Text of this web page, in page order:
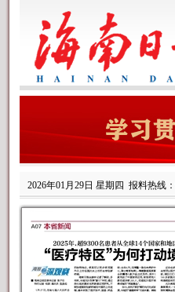
2026年01月29日 星期四 报料热线：